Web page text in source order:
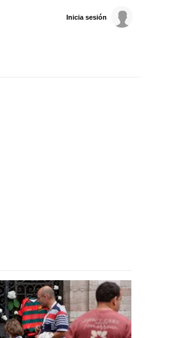
Inicia sesión